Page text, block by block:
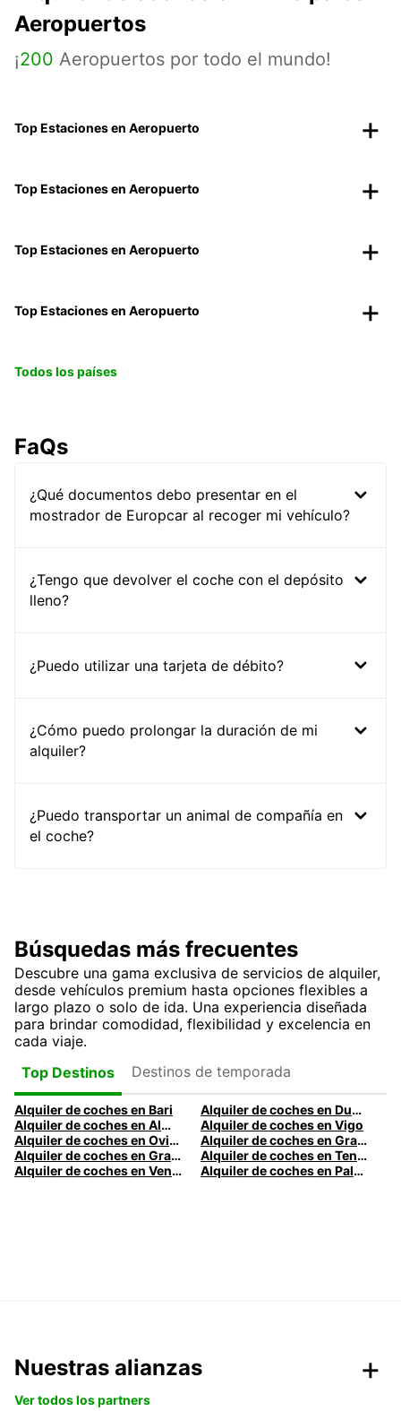
Aeropuertos
¡200 Aeropuertos por todo el mundo!
Top Estaciones en Aeropuerto
Top Estaciones en Aeropuerto
Top Estaciones en Aeropuerto
Top Estaciones en Aeropuerto
Todos los países
FaQs
¿Qué documentos debo presentar en el
mostrador de Europcar al recoger mi vehículo?
¿Tengo que devolver el coche con el depósito
lleno?
¿Puedo utilizar una tarjeta de débito?
¿Cómo puedo prolongar la duración de mi
alquiler?
¿Puedo transportar un animal de compañía en
el coche?
Búsquedas más frecuentes
Descubre una gama exclusiva de servicios de alquiler,
desde vehículos premium hasta opciones flexibles a
largo plazo o solo de ida. Una experiencia diseñada
para brindar comodidad, flexibilidad y excelencia en
cada viaje.
Top Destinos
Destinos de temporada
Alquiler de coches en Bari
Alquiler de coches en Dublín
Alquiler de coches en Almería
Alquiler de coches en Vigo
Alquiler de coches en Oviedo
Alquiler de coches en Granada
Alquiler de coches en Gran Canaria
Alquiler de coches en Tenerife
Alquiler de coches en Venecia
Alquiler de coches en Palermo
Nuestras alianzas
Ver todos los partners